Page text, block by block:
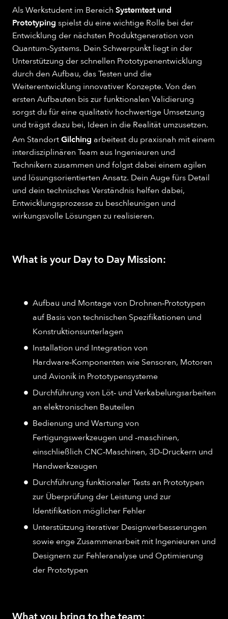
Als Werkstudent im Bereich Systemtest und
Prototyping spielst du eine wichtige Rolle bei der
Entwicklung der nächsten Produktgeneration von
Quantum‑Systems. Dein Schwerpunkt liegt in der
Unterstützung der schnellen Prototypenentwicklung
durch den Aufbau, das Testen und die
Weiterentwicklung innovativer Konzepte. Von den
ersten Aufbauten bis zur funktionalen Validierung
sorgst du für eine qualitativ hochwertige Umsetzung
und trägst dazu bei, Ideen in die Realität umzusetzen.
Am StandortGilching arbeitest du praxisnah mit einem
interdisziplinären Team aus Ingenieuren und
Technikern zusammen und folgst dabei einem agilen
und lösungsorientierten Ansatz. Dein Auge fürs Detail
und dein technisches Verständnis helfen dabei,
Entwicklungsprozesse zu beschleunigen und
wirkungsvolle Lösungen zu realisieren.
What is your Day to Day Mission:
Aufbau und Montage von Drohnen‑Prototypen
auf Basis von technischen Spezifikationen und
Konstruktionsunterlagen
Installation und Integration von
Hardware‑Komponenten wie Sensoren, Motoren
und Avionik in Prototypensysteme
Durchführung von Löt‑ und Verkabelungsarbeiten
an elektronischen Bauteilen
Bedienung und Wartung von
Fertigungswerkzeugen und ‑maschinen,
einschließlich CNC‑Maschinen, 3D‑Druckern und
Handwerkzeugen
Durchführung funktionaler Tests an Prototypen
zur Überprüfung der Leistung und zur
Identifikation möglicher Fehler
Unterstützung iterativer Designverbesserungen
sowie enge Zusammenarbeit mit Ingenieuren und
Designern zur Fehleranalyse und Optimierung
der Prototypen